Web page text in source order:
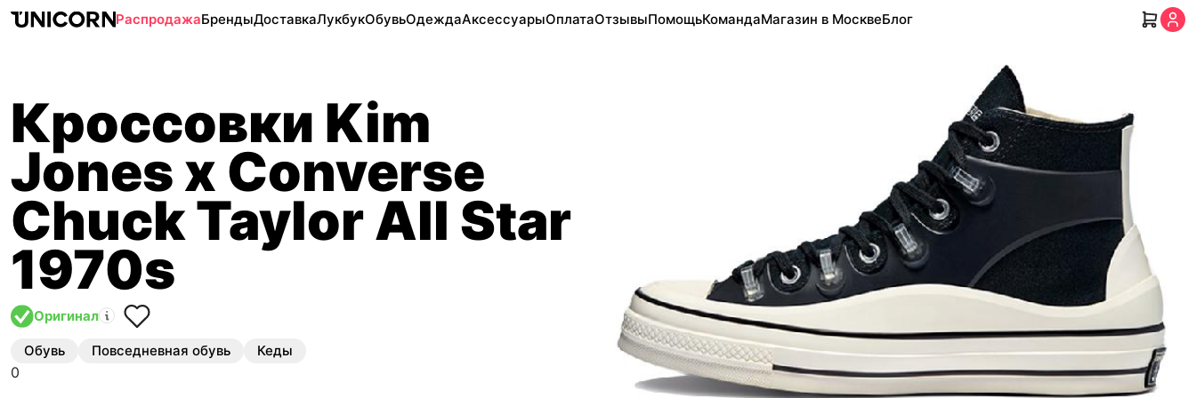
РаспродажаБрендыДоставкаЛукбукОбувьОдеждаАксессуарыОплатаОтзывыПомощьКомандаМагазин в МосквеБлог
Кроссовки Kim
Jones x Converse
Chuck Taylor All Star
1970s
Оригинал
Обувь Повседневная обувь Кеды
0